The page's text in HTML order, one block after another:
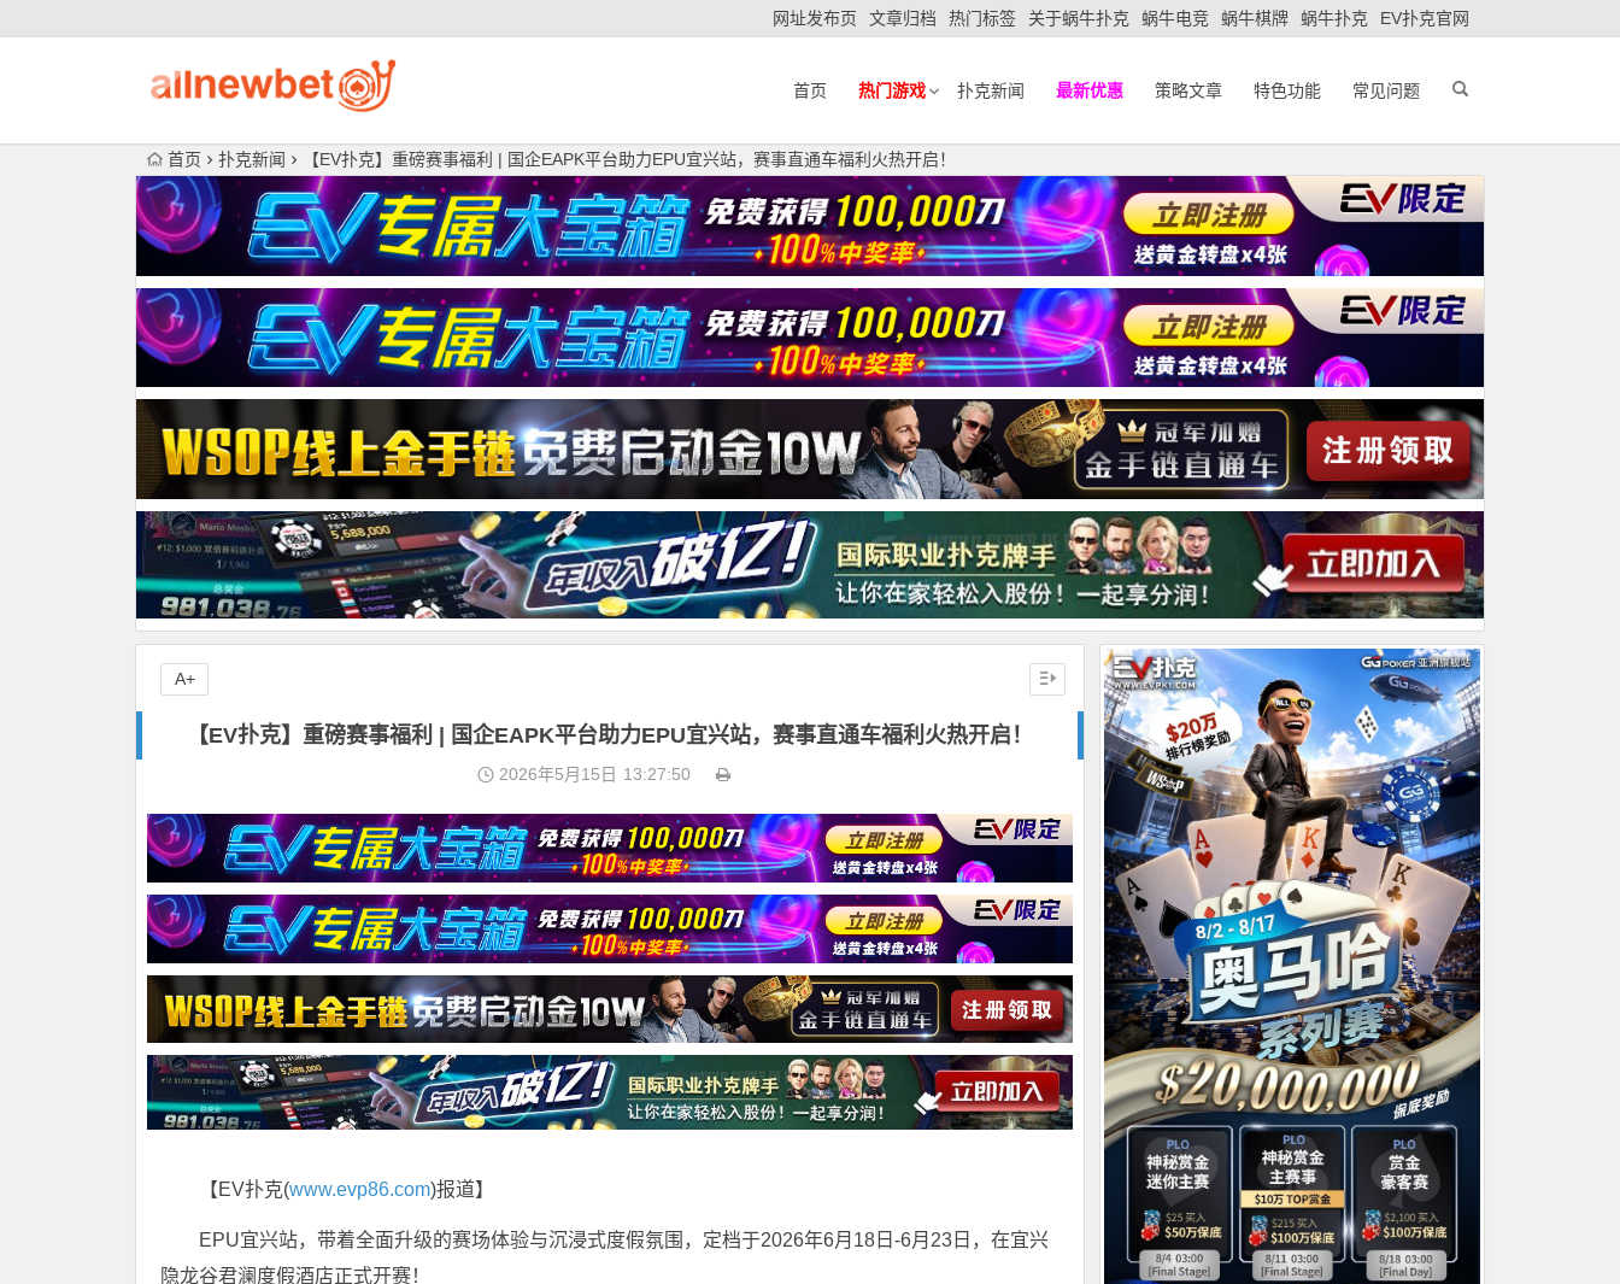
网址发布页 文章归档 热门标签 关于蜗牛扑克 蜗牛电竞 蜗牛棋牌 蜗牛扑克 EV扑克官网
首页 热门游戏 扑克新闻 最新优惠 策略文章 特色功能 常见问题
首页 扑克新闻 【EV扑克】重磅赛事福利 | 国企EAPK平台助力EPU宜兴站，赛事直通车福利火热开启！
【EV扑克】重磅赛事福利 | 国企EAPK平台助力EPU宜兴站，赛事直通车福利火热开启！
2026年5月15日 13:27:50
【EV扑克(www.evp86.com)报道】
EPU宜兴站，带着全面升级的赛场体验与沉浸式度假氛围，定档于2026年6月18日-6月23日，在宜兴
隐龙谷君澜度假酒店正式开赛！
A+